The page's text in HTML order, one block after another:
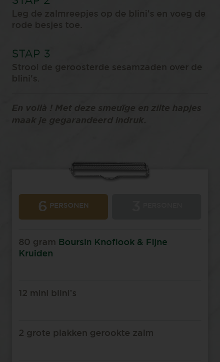
Leg de zalmreepjes op de blini's en voeg de
rode besjes toe.
Strooi de geroosterde sesamzaden over de
blini's.
En voilà ! Met deze smeuïge en zilte hapjes
maak je gegarandeerd indruk.
6 PERSONEN
80 gram
Boursin Knoflook & Fijne
Kruiden
12 mini blini’s
2 grote plakken gerookte zalm